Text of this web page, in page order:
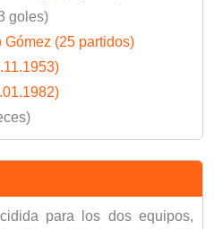
goles)
Gómez (25 partidos)
para los dos equipos,